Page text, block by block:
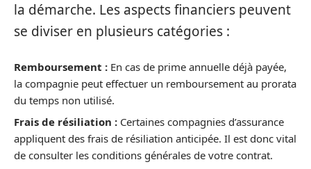
la démarche. Les aspects financiers peuvent
se diviser en plusieurs catégories :
Remboursement : En cas de prime annuelle déjà payée,
la compagnie peut effectuer un remboursement au prorata
du temps non utilisé.
Frais de résiliation : Certaines compagnies d’assurance
appliquent des frais de résiliation anticipée. Il est donc vital
de consulter les conditions générales de votre contrat.